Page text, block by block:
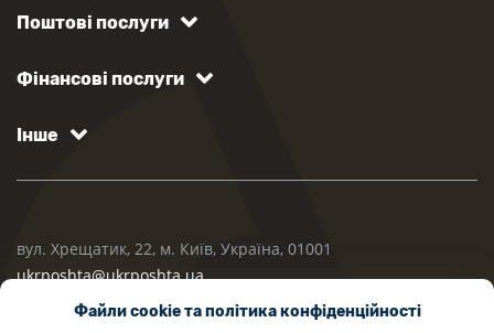
Файли cookie та політика конфіденційності
Поштові послуги
Фінансові послуги
Інше
вул. Хрещатик, 22, м. Київ, Україна, 01001
ukrposhta@ukrposhta.ua